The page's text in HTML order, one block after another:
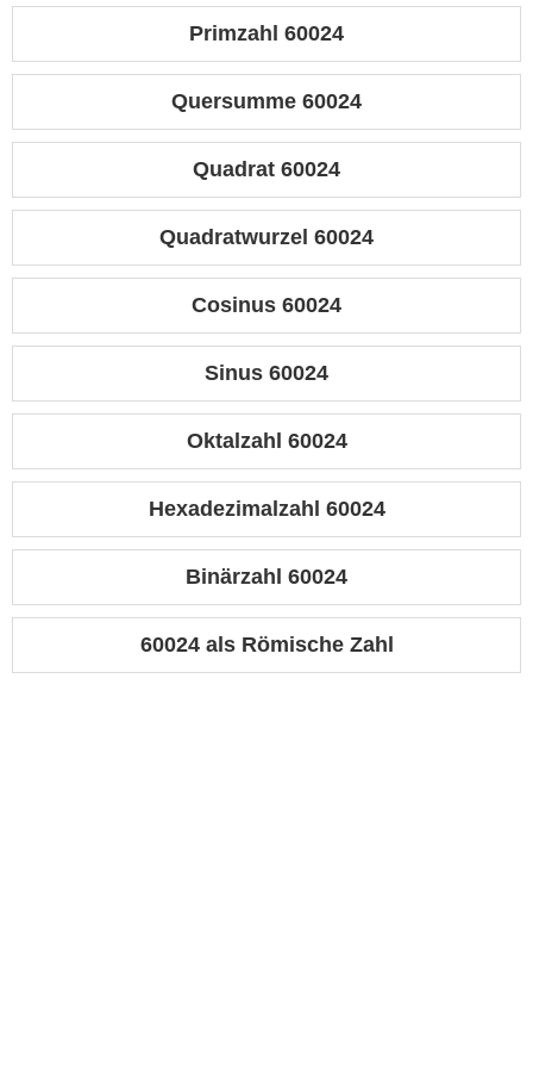
Primzahl 60024
Quersumme 60024
Quadrat 60024
Quadratwurzel 60024
Cosinus 60024
Sinus 60024
Oktalzahl 60024
Hexadezimalzahl 60024
Binärzahl 60024
60024 als Römische Zahl